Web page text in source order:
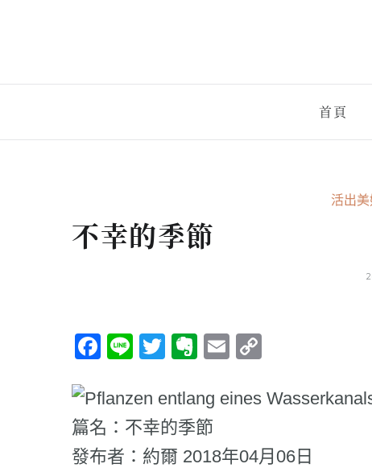
首頁
活出
不幸的季節
Facebook
LineTwitterEvernote
Email
篇名：不幸的季節
發布者：約爾 2018年04月06日